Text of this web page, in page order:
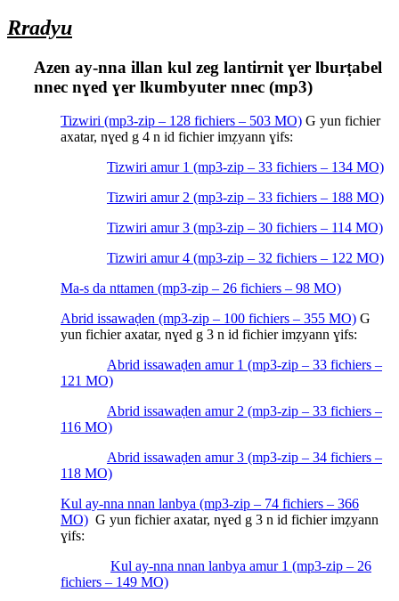
Rradyu
Azen ay-nna illan kul zeg lantirnit ɣer lburṭabel
nnec nɣed ɣer lkumbyuter nnec (mp3)
Tizwiri (mp3-zip – 128 fichiers – 503 MO) G yun fichier
axatar, nɣed g 4 n id fichier imẓyann ɣifs:
Tizwiri amur 1 (mp3-zip – 33 fichiers – 134 MO)
Tizwiri amur 2 (mp3-zip – 33 fichiers – 188 MO)
Tizwiri amur 3 (mp3-zip – 30 fichiers – 114 MO)
Tizwiri amur 4 (mp3-zip – 32 fichiers – 122 MO)
Ma-s da nttamen (mp3-zip – 26 fichiers – 98 MO)
Abrid issawaḍen (mp3-zip – 100 fichiers – 355 MO) G
yun fichier axatar, nɣed g 3 n id fichier imẓyann ɣifs:
Abrid issawaḍen amur 1 (mp3-zip – 33 fichiers –
121 MO)
Abrid issawaḍen amur 2 (mp3-zip – 33 fichiers –
116 MO)
Abrid issawaḍen amur 3 (mp3-zip – 34 fichiers –
118 MO)
Kul ay-nna nnan lanbya (mp3-zip – 74 fichiers – 366
MO) G yun fichier axatar, nɣed g 3 n id fichier imẓyann
ɣifs:
Kul ay-nna nnan lanbya amur 1 (mp3-zip – 26
fichiers – 149 MO)